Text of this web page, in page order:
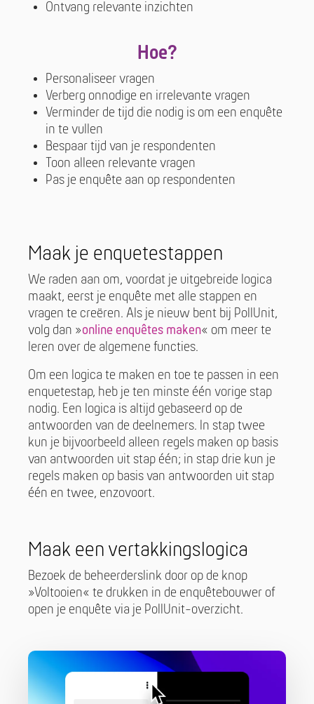
Ontvang relevante inzichten
Hoe?
Personaliseer vragen
Verberg onnodige en irrelevante vragen
Verminder de tijd die nodig is om een enquête
in te vullen
Bespaar tijd van je respondenten
Toon alleen relevante vragen
Pas je enquête aan op respondenten
Maak je enquetestappen
We raden aan om, voordat je uitgebreide logica
maakt, eerst je enquête met alle stappen en
vragen te creëren. Als je nieuw bent bij PollUnit,
volg dan »online enquêtes maken« om meer te
leren over de algemene functies.
Om een logica te maken en toe te passen in een
enquetestap, heb je ten minste één vorige stap
nodig. Een logica is altijd gebaseerd op de
antwoorden van de deelnemers. In stap twee
kun je bijvoorbeeld alleen regels maken op basis
van antwoorden uit stap één; in stap drie kun je
regels maken op basis van antwoorden uit stap
één en twee, enzovoort.
Maak een vertakkingslogica
Bezoek de beheerderslink door op de knop
»Voltooien« te drukken in de enquêtebouwer of
open je enquête via je PollUnit-overzicht.